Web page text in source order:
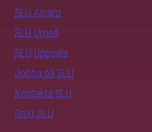
SLU Alnarp
SLU Umeå
SLU Uppsala
Jobba på SLU
Kontakta SLU
Stöd SLU